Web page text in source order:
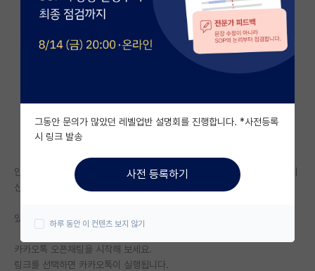
전체글보기
베스트 게시판
자유 게시판(아무개랩)
미국 유학 게시판
미국 대학원 합격 후기 게시판
대학원생 모집 게시판
연구실(PI) 홍보 게시판
안녕하세요! 혹시 서울대 인공지능전공 선형대수 구술고사기출 있으신분 계
신까요??
있는 분 계시다면 구합니다ㅜ
카카오톡 오픈채팅을 시작해 보세요.
링크를 선택하면 카카오톡이 실행됩니다.
그동안 문의가 많았던 레벨업반 설명회를 진행합니다. *사전등록
시 링크 발송
사전 등록하기
하루 동안 이 컨텐츠 보지 않기